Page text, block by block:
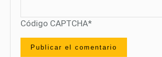
Código CAPTCHA*